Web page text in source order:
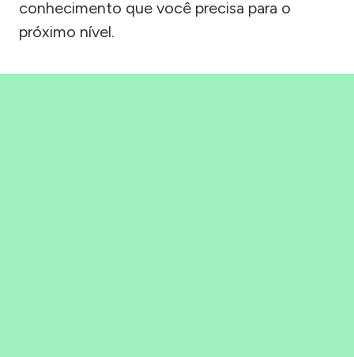
conhecimento que você precisa para o
próximo nível.